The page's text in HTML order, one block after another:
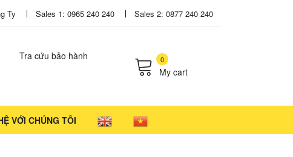
Ty Sales 1: 0965 240 240 Sales 2: 0877 240 240
Tra cứu bảo hành 0
My cart
VỚI CHÚNG TÔI